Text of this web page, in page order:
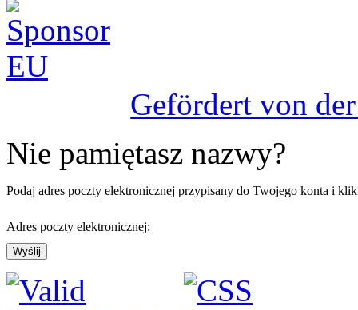
Gefördert von
Nie pamiętasz nazwy?
Podaj adres poczty elektronicznej przypisany do Twojego konta i
Adres poczty elektronicznej:
Wyślij